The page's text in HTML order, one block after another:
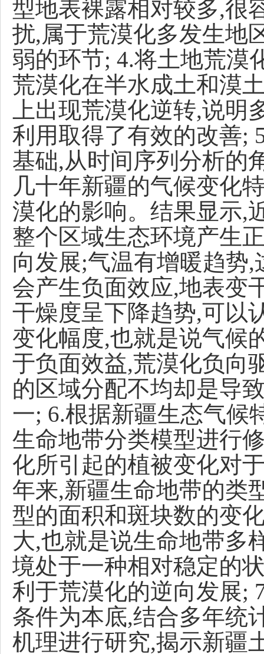
型地表裸露相对较多,很
扰,属于荒漠化多发生地
弱的环节; 4.将土地荒漠
荒漠化在半水成土和漠
上出现荒漠化逆转,说
利用取得了有效的改善;
基础,从时间序列分析的
几十年新疆的气候变化
漠化的影响。结果显示,
整个区域生态环境产生
向发展;气温有增暖趋势
会产生负面效应,地表变
干燥度呈下降趋势,可以
变化幅度,也就是说气候
于负面效益,荒漠化负向
的区域分配不均却是导
一; 6.根据新疆生态气候
生命地带分类模型进行
化所引起的植被变化对
年来,新疆生命地带的类
型的面积和斑块数的变
大,也就是说生命地带多
境处于一种相对稳定的
利于荒漠化的逆向发展;
条件为本底,结合多年统
机理进行研究,揭示新疆